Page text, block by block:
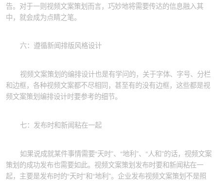
告。对于一则视频文案策划而言，巧妙地将需要传达的信息融入其
中，就会成为点睛之笔。
六：遵循新闻排版风格设计
视频文案策划的编排设计也是有学问的，关于字体、字号、分栏
和边框，各种视频文案都不尽相同，甚至有的没有边框，这些都是视
频文案策划编排设计时要参考的细节。
七：发布时和新闻粘在一起
如果说成就某件事情需要“天时”、“地利”、“人和”的话，视频文案
策划的成功发布也需要如此。视频文案策划发布时要和新闻粘在一
起，主要是发布时的“天时”和“地利”。企业发布视频文案策划不是照